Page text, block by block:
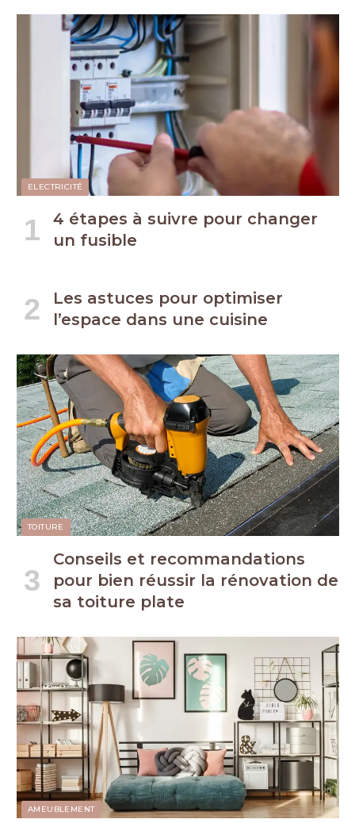
ELECTRICITÉ
4 étapes à suivre pour changer
un fusible
Les astuces pour optimiser
l’espace dans une cuisine
TOITURE
Conseils et recommandations
pour bien réussir la rénovation de
sa toiture plate
AMEUBLEMENT